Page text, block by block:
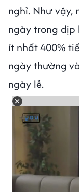
nghỉ. Như vậy,
ngày trong dịp
ít nhất 400%
ngày thường
ngày lễ.